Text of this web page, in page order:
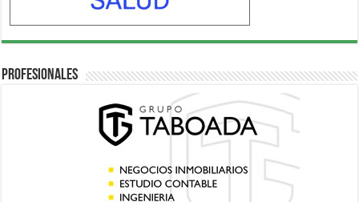
Profesionales